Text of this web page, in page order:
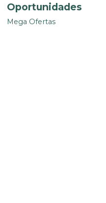
Oportunidades
Mega Ofertas